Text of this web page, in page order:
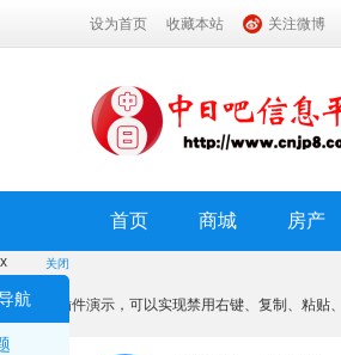
设为首页 收藏本站 关注微博
首页 商城 房产
关闭
航
x
本功能为插件演示，可以实现禁用右键、复制、粘贴
我知道了